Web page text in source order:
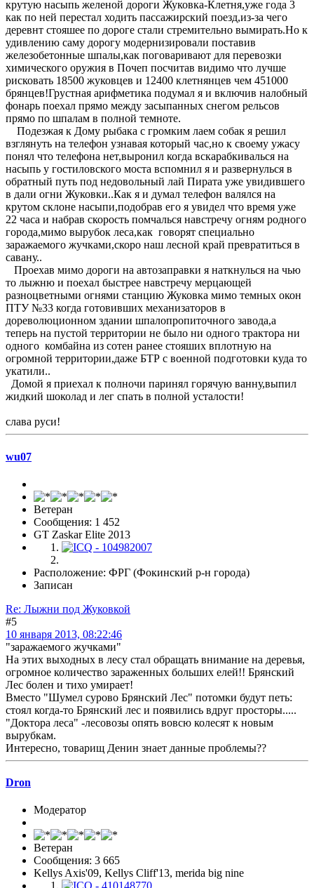
крутую насыпь желеной дороги Жуковка-Клетня,уже года 3
как по ней перестал ходить пассажирский поезд,из-за чего
деревнт стояшее по дороге стали стремительно вымирать.Но к
удивлению саму дорогу модернизировали поставив
железобетонные шпалы,как поговаривают для перевозки
химического оружия в Почеп посчитав видимо что лучше
рисковать 18500 жуковцев и 12400 клетнянцев чем 451000
брянцев!Грустная арифметика подумал я и включив налобный
фонарь поехал прямо между засыпанных снегом рельсов
прямо по шпалам в полной темноте.
Подезжая к Дому рыбака с громким лаем собак я решил
взглянуть на телефон узнавая который час,но к своему ужасу
понял что телефона нет,выронил когда вскарабкивалься на
насыпь у гостиловского моста вспомнил я и развернулься в
обратный путь под недовольный лай Пирата уже увидившего
в дали огни Жуковки..Как я и думал телефон валялся на
крутом склоне насыпи,подобрав его я увидел что время уже
22 часа и набрав скорость помчалься навстречу огням родного
города,мимо вырубок леса,как говорят специально
заражаемого жучками,скоро наш лесной край превратиться в
савану..
Проехав мимо дороги на автозаправки я наткнулься на чью
то лыжню и поехал быстрее навстречу мерцающей
разноцветными огнями станцию Жуковка мимо темных окон
ПТУ №33 когда готовивших механизаторов в
дореволюционном здании шпалопропиточного завода,а
теперь на пустой территории не было ни одного трактора ни
одного комбайна из сотен ранее стояших вплотную на
огромной территории,даже БТР с военной подготовки куда то
укатили..
Домой я приехал к полночи паринял горячую ванну,выпил
жидкий шоколад и лег спать в полной усталости!
слава руси!
wu07
Ветеран
Сообщения: 1 452
GT Zaskar Elite 2013
Расположение: ФРГ (Фокинский р-н города)
Записан
Re: Лыжни под Жуковкой
#5
10 января 2013, 08:22:46
"заражаемого жучками"
На этих выходных в лесу стал обращать внимание на деревья,
огромное количество зараженных больших елей!! Брянский
Лес болен и тихо умирает!
Вместо "Шумел сурово Брянский Лес" потомки будут петь:
стоял когда-то Брянский лес и появились вдруг просторы.....
"Доктора леса" -лесовозы опять вовсю колесят к новым
вырубкам.
Интересно, товарищ Денин знает данные проблемы??
Dron
Модератор
Ветеран
Сообщения: 3 665
Kellys Axis'09, Kellys Cliff'13, merida big nine